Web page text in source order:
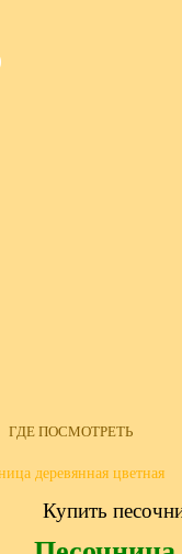
ГДЕ ПОСМОТРЕТЬ
деревянная цветная